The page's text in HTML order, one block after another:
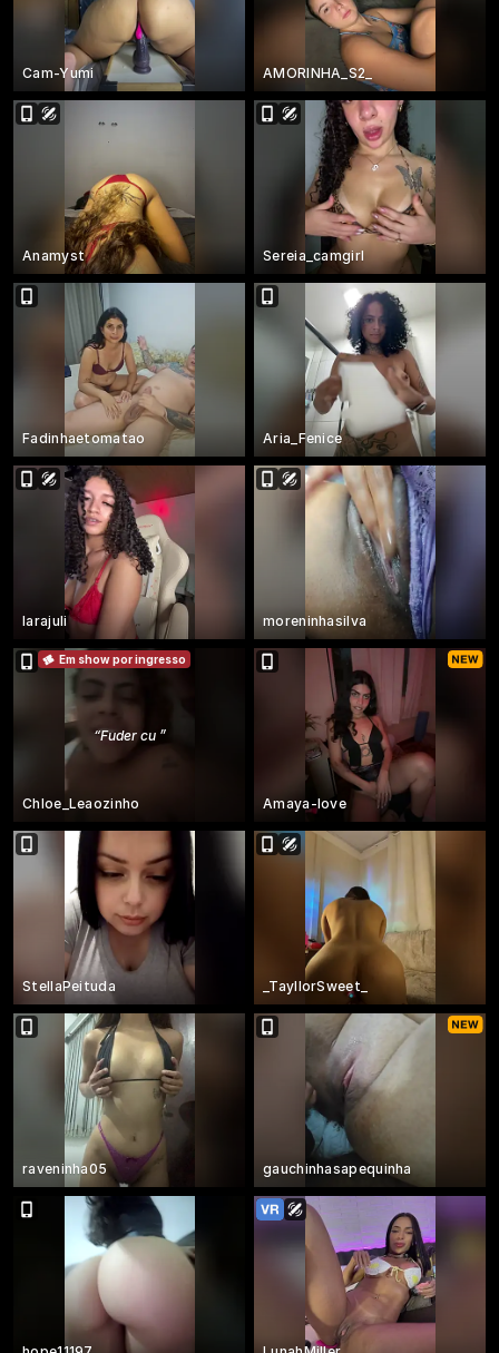
Cam-Yumi AMORINHA_S2_
Anamyst Sereia_camgirl
Fadinhaetomatao Aria_Fenice
larajuli moreninhasilva
“Fuder cu ”
Em show por ingresso
Chloe_Leaozinho Amaya-love
StellaPeituda _TayllorSweet_
raveninha05 gauchinhasapequinha